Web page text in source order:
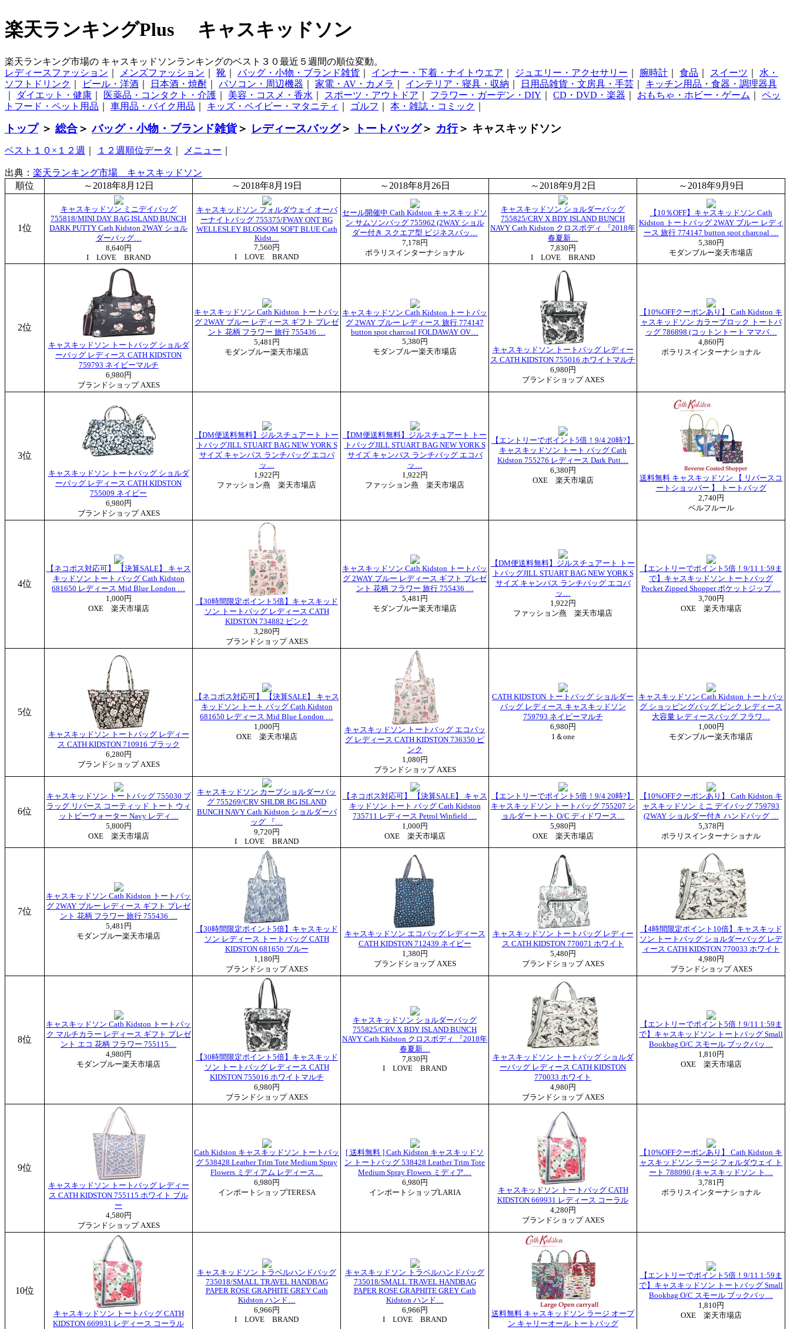
楽天ランキングPlus キャスキッドソン
楽天ランキング市場の キャスキッドソンランキングのベスト３０最近５週間の順位変動。
レディースファッション
メンズファッション 靴 バッグ・小物・ブランド雑貨 インナー・下着・ナイトウエア ジュエリー・アクセサリー 腕時計 食品 スイーツ
水・
ソフトドリンク
ビール・洋酒 日本酒・焼酎 パソコン・周辺機器 家電・AV・カメラ インテリア・寝具・収納 日用品雑貨・文房具・手芸
キッチン用品・食器・調理器具
ダイエット・健康 医薬品・コンタクト・介護 美容・コスメ・香水 スポーツ・アウトドア フラワー・ガーデン・DIY CD・DVD・楽器 おもちゃ・ホビー・ゲーム
ペッ
トフード・ペット用品
車用品・バイク用品 キッズ・ベイビー・マタニティ ゴルフ 本・雑誌・コミック
トップ＞ 総合＞バッグ・小物・ブランド雑貨＞ レディースバッグ＞ トートバッグ＞ カ行＞ キャスキッドソン
ベスト１０×１２週 １２週順位データ メニュー
出典： 楽天ランキング市場 キャスキッドソン
順位
～2018年8月12日 ～2018年8月19日 ～2018年8月26日 ～2018年9月2日 ～2018年9月9日
1位
キャスキッドソン ミニデイバッグ
755818/MINI DAY BAG ISLAND BUNCH
DARK PUTTY Cath Kidston 2WAY ショル
ダーバッグ…
8,640円
I LOVE BRAND
キャスキッドソン フォルダウェイ オーバ
ーナイトバッグ 755375/FWAY ONT BG
WELLESLEY BLOSSOM SOFT BLUE Cath
Kidst…
7,560円
I LOVE BRAND
セール開催中 Cath Kidston キャスキッドソ
ン サムソンバッグ 755962 (2WAY ショル
ダー付き スクエア型 ビジネスバッ…
7,178円
ポラリスインターナショナル
キャスキッドソン ショルダーバッグ
755825/CRV X BDY ISLAND BUNCH
NAVY Cath Kidston クロスボディ 『2018年
春夏新…
7,830円
I LOVE BRAND
【10％OFF】キャスキッドソン Cath
Kidston トートバッグ 2WAY ブルー レディ
ース 旅行 774147 button spot charcoal …
5,380円
モダンブルー楽天市場店
2位
キャスキッドソン トートバッグ ショルダ
ーバッグ レディース CATH KIDSTON
759793 ネイビーマルチ
6,980円
ブランドショップ AXES
キャスキッドソン Cath Kidston トートバッ
グ 2WAY ブルー レディース ギフト プレゼ
ント 花柄 フラワー 旅行 755436 …
5,481円
モダンブルー楽天市場店
キャスキッドソン Cath Kidston トートバッ
グ 2WAY ブルー レディース 旅行 774147
button spot charcoal FOLDAWAY OV…
5,380円
モダンブルー楽天市場店
キャスキッドソン トートバッグ レディー
ス CATH KIDSTON 755016 ホワイトマルチ
6,980円
ブランドショップ AXES
【10%OFFクーポンあり】 Cath Kidston キ
ャスキッドソン カラーブロック トートバ
ッグ 786898 (コットントート ママバ…
4,860円
ポラリスインターナショナル
3位
キャスキッドソン トートバッグ ショルダ
ーバッグ レディース CATH KIDSTON
755009 ネイビー
6,980円
ブランドショップ AXES
【DM便送料無料】ジルスチュアート トー
トバッグJILL STUART BAG NEW YORK S
サイズ キャンバス ランチバッグ エコバ
ッ…
1,922円
ファッション燕 楽天市場店
【DM便送料無料】ジルスチュアート トー
トバッグJILL STUART BAG NEW YORK S
サイズ キャンバス ランチバッグ エコバ
ッ…
1,922円
ファッション燕 楽天市場店
【エントリーでポイント5倍！9/4 20時?】
キャスキッドソン トート バッグ Cath
Kidston 755276 レディース Dark Putt…
6,380円
OXE 楽天市場店
送料無料 キャスキッドソン 【 リバースコ
ートショッパー 】 トートバッグ
2,740円
ベルフルール
4位
【ネコポス対応可】 【決算SALE】 キャス
キッドソン トート バッグ Cath Kidston
681650 レディース Mid Blue London …
1,000円
OXE 楽天市場店
【30時間限定ポイント5倍】キャスキッド
ソン トートバッグ レディース CATH
KIDSTON 734882 ピンク
3,280円
ブランドショップ AXES
キャスキッドソン Cath Kidston トートバッ
グ 2WAY ブルー レディース ギフト プレゼ
ント 花柄 フラワー 旅行 755436 …
5,481円
モダンブルー楽天市場店
【DM便送料無料】ジルスチュアート トー
トバッグJILL STUART BAG NEW YORK S
サイズ キャンバス ランチバッグ エコバ
ッ…
1,922円
ファッション燕 楽天市場店
【エントリーでポイント5倍！9/11 1:59ま
で】キャスキッドソン トートバッグ
Pocket Zipped Shopper ポケットジップ …
3,700円
OXE 楽天市場店
5位
キャスキッドソン トートバッグ レディー
ス CATH KIDSTON 710916 ブラック
6,280円
ブランドショップ AXES
【ネコポス対応可】 【決算SALE】 キャス
キッドソン トート バッグ Cath Kidston
681650 レディース Mid Blue London …
1,000円
OXE 楽天市場店
キャスキッドソン トートバッグ エコバッ
グ レディース CATH KIDSTON 736350 ピ
ンク
1,080円
ブランドショップ AXES
CATH KIDSTON トートバッグ ショルダー
バッグ レディース キャスキッドソン
759793 ネイビーマルチ
6,980円
1＆one
キャスキッドソン Cath Kidston トートバッ
グ ショッピングバッグ ピンク レディース
大容量 レディースバッグ フラワ…
1,000円
モダンブルー楽天市場店
6位
キャスキッドソン トートバッグ 755030 プ
ラッグ リバース コーティッド トート ウィ
ットビーウォーター Navy レディ…
5,800円
OXE 楽天市場店
キャスキッドソン カーブショルダーバッ
グ 755269/CRV SHLDR BG ISLAND
BUNCH NAVY Cath Kidston ショルダーバ
ッグ 『…
9,720円
I LOVE BRAND
【ネコポス対応可】 【決算SALE】 キャス
キッドソン トート バッグ Cath Kidston
735711 レディース Petrol Winfield …
1,000円
OXE 楽天市場店
【エントリーでポイント5倍！9/4 20時?】
キャスキッドソン トートバッグ 755207 シ
ョルダートート O/C ディドワース…
5,980円
OXE 楽天市場店
【10%OFFクーポンあり】 Cath Kidston キ
ャスキッドソン ミニ デイバッグ 759793
(2WAY ショルダー付き ハンドバッグ …
5,378円
ポラリスインターナショナル
7位
キャスキッドソン Cath Kidston トートバッ
グ 2WAY ブルー レディース ギフト プレゼ
ント 花柄 フラワー 旅行 755436 …
5,481円
モダンブルー楽天市場店
【30時間限定ポイント5倍】キャスキッド
ソン レディース トートバッグ CATH
KIDSTON 681650 ブルー
1,180円
ブランドショップ AXES
キャスキッドソン エコバッグ レディース
CATH KIDSTON 712439 ネイビー
1,380円
ブランドショップ AXES
キャスキッドソン トートバッグ レディー
ス CATH KIDSTON 770071 ホワイト
5,480円
ブランドショップ AXES
【4時間限定ポイント10倍】キャスキッド
ソン トートバッグ ショルダーバッグ レデ
ィース CATH KIDSTON 770033 ホワイト
4,980円
ブランドショップ AXES
8位
キャスキッドソン Cath Kidston トートパッ
ク マルチカラー レディース ギフト プレゼ
ント エコ 花柄 フラワー 755115…
4,980円
モダンブルー楽天市場店
【30時間限定ポイント5倍】キャスキッド
ソン トートバッグ レディース CATH
KIDSTON 755016 ホワイトマルチ
6,980円
ブランドショップ AXES
キャスキッドソン ショルダーバッグ
755825/CRV X BDY ISLAND BUNCH
NAVY Cath Kidston クロスボディ 『2018年
春夏新…
7,830円
I LOVE BRAND
キャスキッドソン トートバッグ ショルダ
ーバッグ レディース CATH KIDSTON
770033 ホワイト
4,980円
ブランドショップ AXES
【エントリーでポイント5倍！9/11 1:59ま
で】キャスキッドソン トートバッグ Small
Bookbag O/C スモール ブックバッ…
1,810円
OXE 楽天市場店
9位
キャスキッドソン トートバッグ レディー
ス CATH KIDSTON 755115 ホワイト ブル
ー
4,580円
ブランドショップ AXES
Cath Kidston キャスキッドソン トートバッ
グ 538428 Leather Trim Tote Medium Spray
Flowers ミディアム レディース…
6,980円
インポートショップTERESA
[ 送料無料 ] Cath Kidston キャスキッドソ
ン トートバッグ 538428 Leather Trim Tote
Medium Spray Flowers ミディア…
6,980円
インポートショップLARIA
キャスキッドソン トートバッグ CATH
KIDSTON 669931 レディース コーラル
4,280円
ブランドショップ AXES
【10%OFFクーポンあり】 Cath Kidston キ
ャスキッドソン ラージ フォルダウェイ ト
ート 788090 (キャスキッドソン ト…
3,781円
ポラリスインターナショナル
10位
キャスキッドソン トートバッグ CATH
KIDSTON 669931 レディース コーラル
キャスキッドソン トラベルハンドバッグ
735018/SMALL TRAVEL HANDBAG
PAPER ROSE GRAPHITE GREY Cath
Kidston ハンド…
6,966円
I LOVE BRAND
キャスキッドソン トラベルハンドバッグ
735018/SMALL TRAVEL HANDBAG
PAPER ROSE GRAPHITE GREY Cath
Kidston ハンド…
6,966円
I LOVE BRAND
送料無料 キャスキッドソン ラージ オープ
ン キャリーオール トートバッグ
【エントリーでポイント5倍！9/11 1:59ま
で】キャスキッドソン トートバッグ Small
Bookbag O/C スモール ブックバッ…
1,810円
OXE 楽天市場店